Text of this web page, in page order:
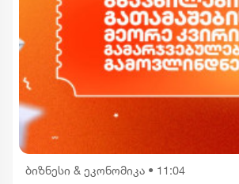
ბიზნესი & ეკონომიკა • 11:04